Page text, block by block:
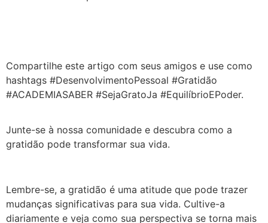
Compartilhe este artigo com seus amigos e use como
hashtags #DesenvolvimentoPessoal #Gratidão
#ACADEMIASABER #SejaGratoJa #EquilíbrioEPoder.
Junte-se à nossa comunidade e descubra como a
gratidão pode transformar sua vida.
Lembre-se, a gratidão é uma atitude que pode trazer
mudanças significativas para sua vida. Cultive-a
diariamente e veja como sua perspectiva se torna mais